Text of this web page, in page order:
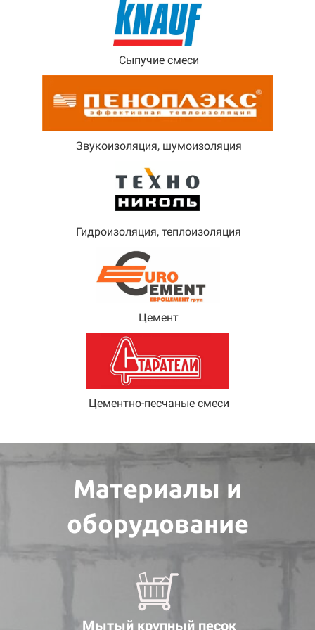
Сыпучие смеси
Звукоизоляция, шумоизоляция
Гидроизоляция, теплоизоляция
Цемент
Цементно-песчаные смеси
Материалы и
оборудование
Мытый крупный песок